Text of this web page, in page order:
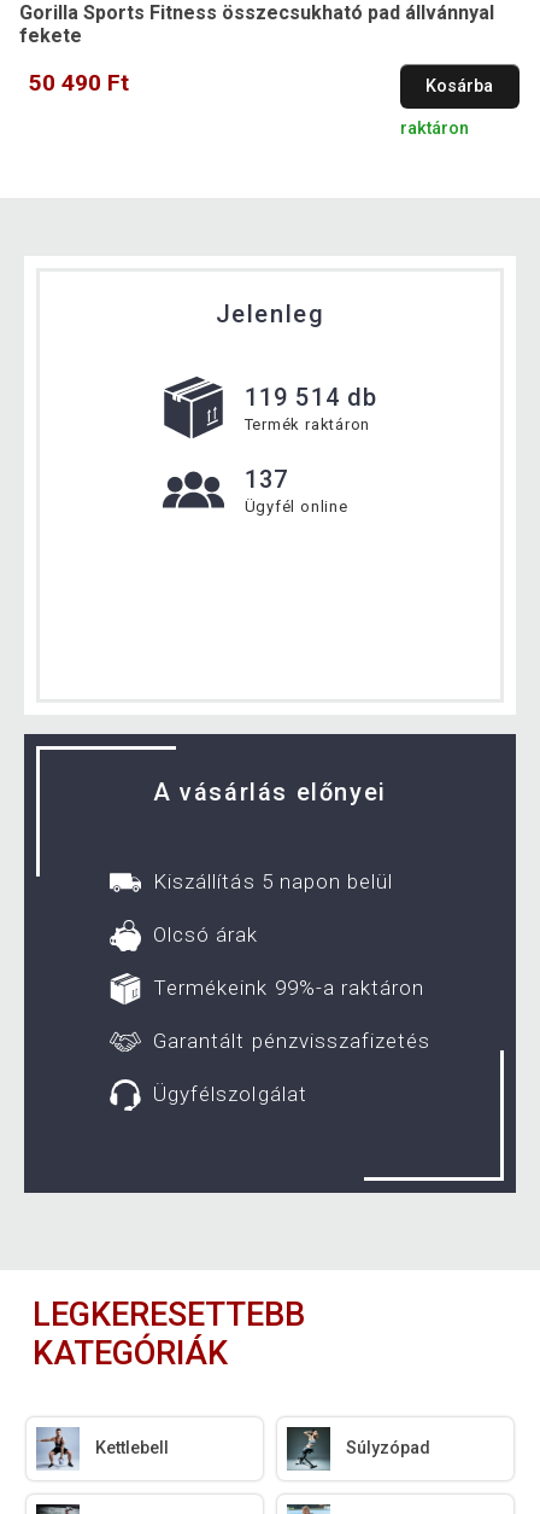
Gorilla Sports Fitness összecsukható pad állvánnyal
fekete
50 490 Ft Kosárba
raktáron
Jelenleg
119 514 db
Termék raktáron
137
Ügyfél online
A vásárlás előnyei
Kiszállítás 5 napon belül
Olcsó árak
Termékeink 99%-a raktáron
Garantált pénzvisszafizetés
Ügyfélszolgálat
LEGKERESETTEBB
KATEGÓRIÁK
Kettlebell Súlyzópad